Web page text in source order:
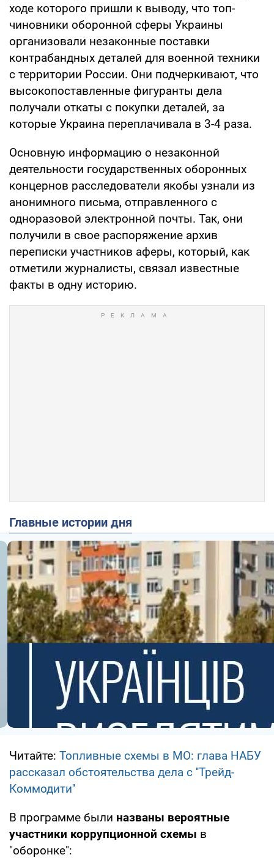
ходе которого пришли к выводу, что топ-
чиновники оборонной сферы Украины
организовали незаконные поставки
контрабандных деталей для военной техники
с территории России. Они подчеркивают, что
высокопоставленные фигуранты дела
получали откаты с покупки деталей, за
которые Украина переплачивала в 3-4 раза.
Основную информацию о незаконной
деятельности государственных оборонных
концернов расследователи якобы узнали из
анонимного письма, отправленного с
одноразовой электронной почты. Так, они
получили в свое распоряжение архив
переписки участников аферы, который, как
отметили журналисты, связал известные
факты в одну историю.
Главные истории дня
Читайте: Топливные схемы в МО: глава НАБУ
рассказал обстоятельства дела с ''Трейд-
Коммодити''
В программе были названы вероятные
участники коррупционной схемы в
"оборонке":